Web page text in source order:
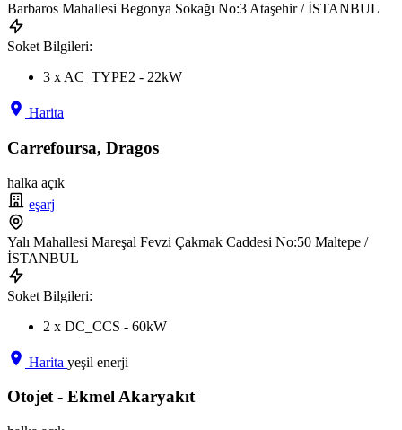
Barbaros Mahallesi Begonya Sokağı No:3 Ataşehir / İSTANBUL
Soket Bilgileri:
3 x AC_TYPE2 - 22kW
Harita
Carrefoursa, Dragos
halka açık
eşarj
Yalı Mahallesi Mareşal Fevzi Çakmak Caddesi No:50 Maltepe /
İSTANBUL
Soket Bilgileri:
2 x DC_CCS - 60kW
Harita yeşil enerji
Otojet - Ekmel Akaryakıt